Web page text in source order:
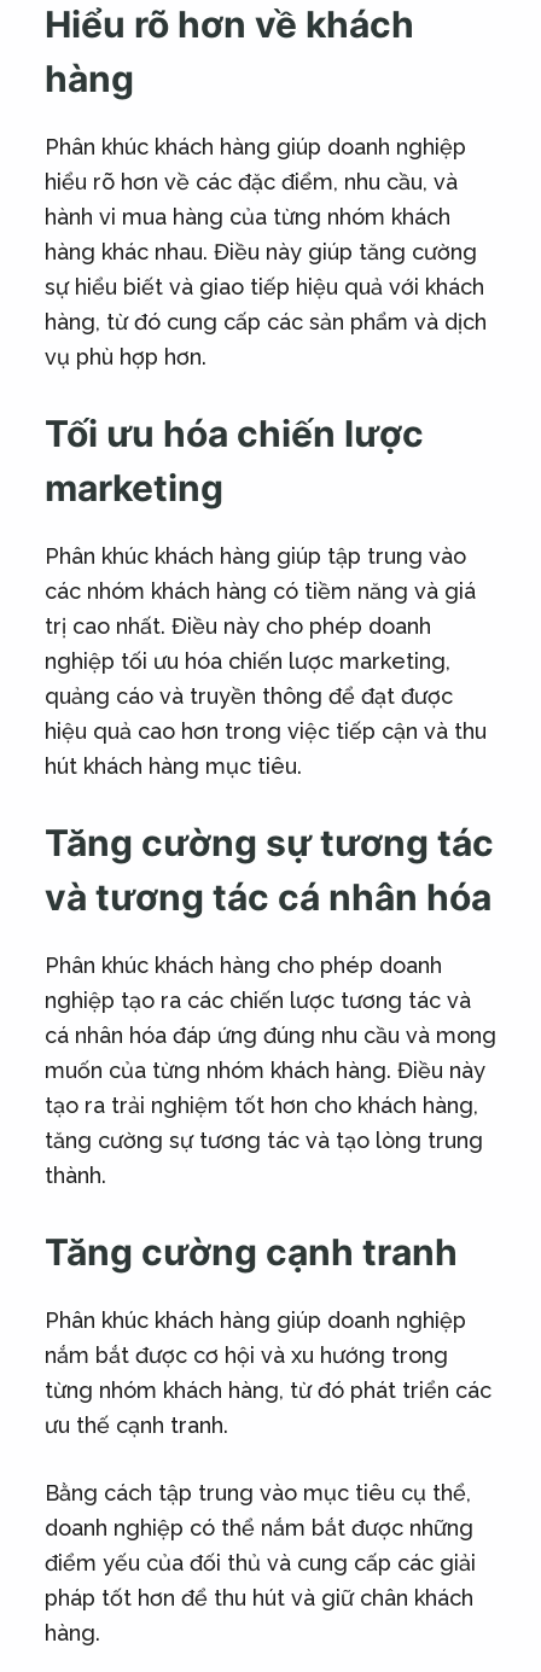
Hiểu rõ hơn về khách
hàng
Phân khúc khách hàng giúp doanh nghiệp
hiểu rõ hơn về các đặc điểm, nhu cầu, và
hành vi mua hàng của từng nhóm khách
hàng khác nhau. Điều này giúp tăng cường
sự hiểu biết và giao tiếp hiệu quả với khách
hàng, từ đó cung cấp các sản phẩm và dịch
vụ phù hợp hơn.
Tối ưu hóa chiến lược
marketing
Phân khúc khách hàng giúp tập trung vào
các nhóm khách hàng có tiềm năng và giá
trị cao nhất. Điều này cho phép doanh
nghiệp tối ưu hóa chiến lược marketing,
quảng cáo và truyền thông để đạt được
hiệu quả cao hơn trong việc tiếp cận và thu
hút khách hàng mục tiêu.
Tăng cường sự tương tác
và tương tác cá nhân hóa
Phân khúc khách hàng cho phép doanh
nghiệp tạo ra các chiến lược tương tác và
cá nhân hóa đáp ứng đúng nhu cầu và mong
muốn của từng nhóm khách hàng. Điều này
tạo ra trải nghiệm tốt hơn cho khách hàng,
tăng cường sự tương tác và tạo lòng trung
thành.
Tăng cường cạnh tranh
Phân khúc khách hàng giúp doanh nghiệp
nắm bắt được cơ hội và xu hướng trong
từng nhóm khách hàng, từ đó phát triển các
ưu thế cạnh tranh.
Bằng cách tập trung vào mục tiêu cụ thể,
doanh nghiệp có thể nắm bắt được những
điểm yếu của đối thủ và cung cấp các giải
pháp tốt hơn để thu hút và giữ chân khách
hàng.